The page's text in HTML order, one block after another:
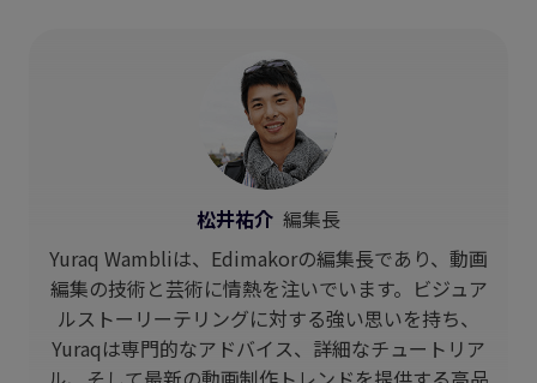
松井祐介 編集長
Yuraq Wambliは、Edimakorの編集長であり、動画
編集の技術と芸術に情熱を注いでいます。ビジュア
ルストーリーテリングに対する強い思いを持ち、
Yuraqは専門的なアドバイス、詳細なチュートリア